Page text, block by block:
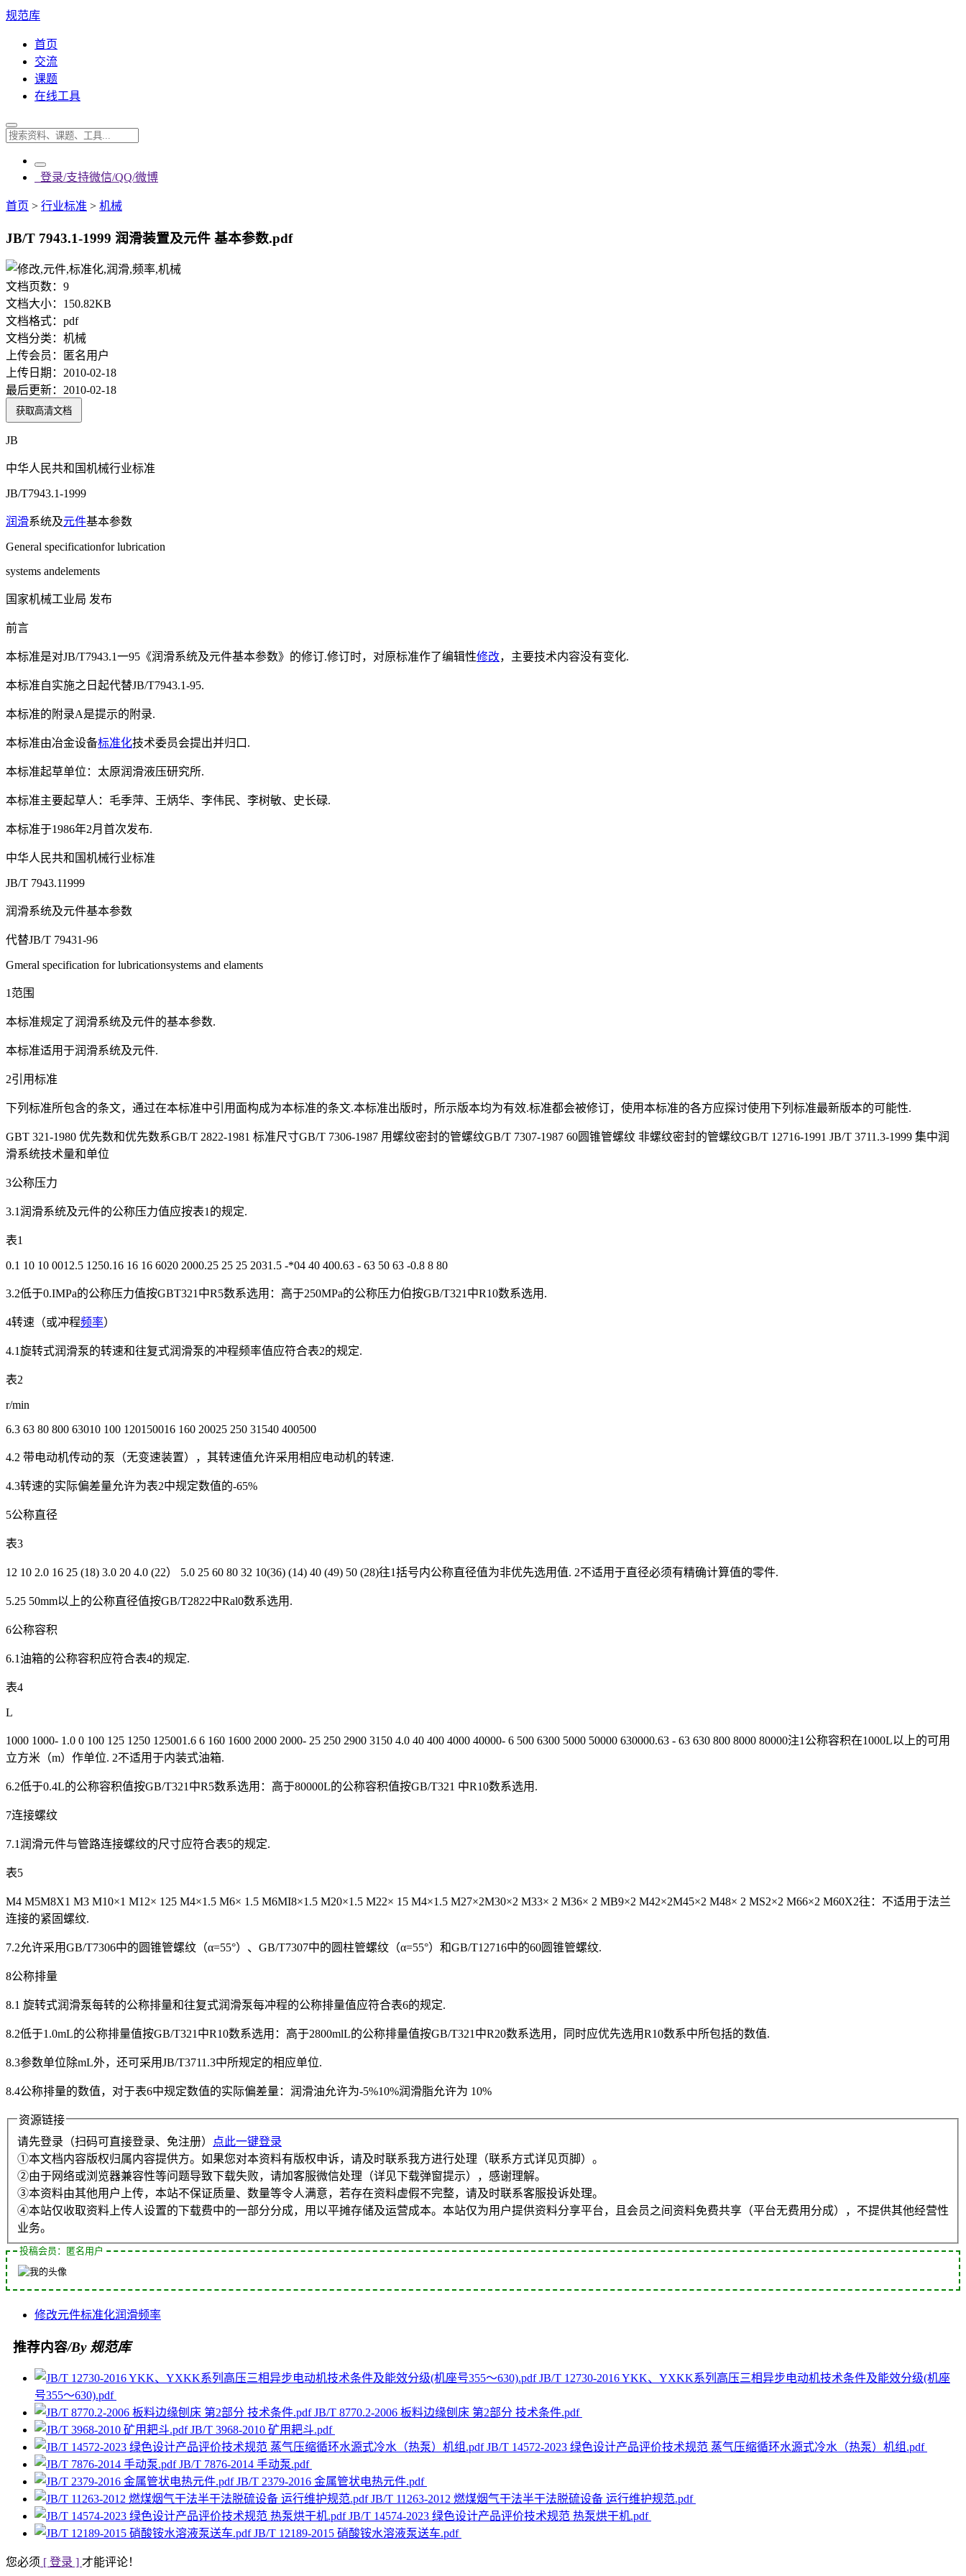
规范库
首页
交流
课题
在线工具
登录/支持微信/QQ/微博
首页 > 行业标准 > 机械
JB/T 7943.1-1999 润滑装置及元件 基本参数.pdf
文档页数： 9
文档大小： 150.82KB
文档格式： pdf
文档分类： 机械
上传会员：
匿名用户
上传日期： 2010-02-18
最后更新： 2010-02-18
获取高清文档
JB
中华人民共和国机械行业标准
JB/T7943.1-1999
润滑系统及元件基本参数
General specificationfor lubrication
systems andelements
国家机械工业局 发布
前言
本标准是对JB/T7943.1一95《润滑系统及元件基本参数》的修订.修订时，对原标准作了编辑性修改，主要技术内容没有变化.
本标准自实施之日起代替JB/T7943.1-95.
本标准的附录A是提示的附录.
本标准由冶金设备标准化技术委员会提出并归口.
本标准起草单位：太原润滑液压研究所.
本标准主要起草人：毛季萍、王炳华、李伟民、李树敏、史长碌.
本标准于1986年2月首次发布.
中华人民共和国机械行业标准
JB/T 7943.11999
润滑系统及元件基本参数
代替JB/T 79431-96
Gmeral specification for lubricationsystems and elaments
1范围
本标准规定了润滑系统及元件的基本参数.
本标准适用于润滑系统及元件.
2引用标准
下列标准所包含的条文，通过在本标准中引用面构成为本标准的条文.本标准出版时，所示版本均为有效.标准都会被修订，使用本标准的各方应探讨使用下列标准最新版本的可能性.
GBT 321-1980 优先数和优先数系GB/T 2822-1981 标准尺寸GB/T 7306-1987 用螺纹密封的管螺纹GB/T 7307-1987 60圆锥管螺纹 非螺纹密封的管螺纹GB/T 12716-1991 JB/T 3711.3-1999 集中润
滑系统技术量和单位
3公称压力
3.1润滑系统及元件的公称压力值应按表1的规定.
表1
0.1 10 10 0012.5 1250.16 16 16 6020 2000.25 25 25 2031.5 -*04 40 400.63 - 63 50 63 -0.8 8 80
3.2低于0.IMPa的公称压力值按GBT321中R5数系选用：高于250MPa的公称压力伯按GB/T321中R10数系选用.
4转速（或冲程频率）
4.1旋转式润滑泵的转速和往复式润滑泵的冲程频率值应符合表2的规定.
表2
r/min
6.3 63 80 800 63010 100 120150016 160 20025 250 31540 400500
4.2 带电动机传动的泵（无变速装置），其转速值允许采用相应电动机的转速.
4.3转速的实际偏差量允许为表2中规定数值的-65%
5公称直径
表3
12 10 2.0 16 25 (18) 3.0 20 4.0 (22） 5.0 25 60 80 32 10(36) (14) 40 (49) 50 (28)往1括号内公称直径值为非优先选用值. 2不适用于直径必须有精确计算值的零件.
5.25 50mm以上的公称直径值按GB/T2822中Ral0数系选用.
6公称容积
6.1油箱的公称容积应符合表4的规定.
表4
L
1000 1000- 1.0 0 100 125 1250 125001.6 6 160 1600 2000 2000- 25 250 2900 3150 4.0 40 400 4000 40000- 6 500 6300 5000 50000 630000.63 - 63 630 800 8000 80000注1公称容积在1000L以上的可用
立方米（m）作单位. 2不适用于内装式油箱.
6.2低于0.4L的公称容积值按GB/T321中R5数系选用：高于80000L的公称容积值按GB/T321 中R10数系选用.
7连接螺纹
7.1润滑元件与管路连接螺纹的尺寸应符合表5的规定.
表5
M4 M5M8X1 M3 M10×1 M12× 125 M4×1.5 M6× 1.5 M6MI8×1.5 M20×1.5 M22× 15 M4×1.5 M27×2M30×2 M33× 2 M36× 2 MB9×2 M42×2M45×2 M48× 2 MS2×2 M66×2 M60X2往：不适用于法兰
连接的紧固螺纹.
7.2允许采用GB/T7306中的圆锥管螺纹（α=55°）、GB/T7307中的圆柱管螺纹（α=55°）和GB/T12716中的60圆锥管螺纹.
8公称排量
8.1 旋转式润滑泵每转的公称排量和往复式润滑泵每冲程的公称排量值应符合表6的规定.
8.2低于1.0mL的公称排量值按GB/T321中R10数系选用：高于2800mlL的公称排量值按GB/T321中R20数系选用，同时应优先选用R10数系中所包括的数值.
8.3参数单位除mL外，还可采用JB/T3711.3中所规定的相应单位.
8.4公称排量的数值，对于表6中规定数值的实际偏差量：润滑油允许为-5%10%润滑脂允许为 10%
资源链接
请先登录（扫码可直接登录、免注册）
点此一键登录
①本文档内容版权归属内容提供方。如果您对本资料有版权申诉，请及时联系我方进行处理（联系方式详见页脚）。
②由于网络或浏览器兼容性等问题导致下载失败，请加客服微信处理（详见下载弹窗提示），感谢理解。
③本资料由其他用户上传，本站不保证质量、数量等令人满意，若存在资料虚假不完整，请及时联系客服投诉处理。
④本站仅收取资料上传人设置的下载费中的一部分分成，用以平摊存储及运营成本。本站仅为用户提供资料分享平台，且会员之间资料免费共享（平台无费用分成），不提供其他经营性
业务。
投稿会员：匿名用户
修改元件标准化润滑频率
推荐内容/By 规范库
JB/T 12730-2016 YKK、YXKK系列高压三相异步电动机技术条件及能效分级(机座
号355～630).pdf
JB/T 8770.2-2006 板料边缘刨床 第2部分 技术条件.pdf
JB/T 3968-2010 矿用耙斗.pdf
JB/T 14572-2023 绿色设计产品评价技术规范 蒸气压缩循环水源式冷水（热泵）机组.pdf
JB/T 7876-2014 手动泵.pdf
JB/T 2379-2016 金属管状电热元件.pdf
JB/T 11263-2012 燃煤烟气干法半干法脱硫设备 运行维护规范.pdf
JB/T 14574-2023 绿色设计产品评价技术规范 热泵烘干机.pdf
JB/T 12189-2015 硝酸铵水溶液泵送车.pdf
您必须 [ 登录 ] 才能评论！